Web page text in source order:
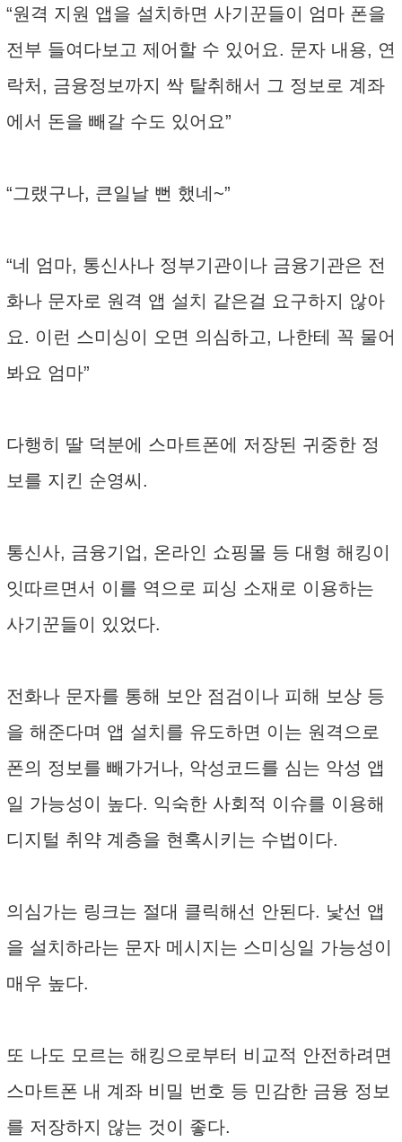
“원격 지원 앱을 설치하면 사기꾼들이 엄마 폰을
전부 들여다보고 제어할 수 있어요. 문자 내용, 연
락처, 금융정보까지 싹 탈취해서 그 정보로 계좌
에서 돈을 빼갈 수도 있어요”
“그랬구나, 큰일날 뻔 했네~”
“네 엄마, 통신사나 정부기관이나 금융기관은 전
화나 문자로 원격 앱 설치 같은걸 요구하지 않아
요. 이런 스미싱이 오면 의심하고, 나한테 꼭 물어
봐요 엄마”
다행히 딸 덕분에 스마트폰에 저장된 귀중한 정
보를 지킨 순영씨.
통신사, 금융기업, 온라인 쇼핑몰 등 대형 해킹이
잇따르면서 이를 역으로 피싱 소재로 이용하는
사기꾼들이 있었다.
전화나 문자를 통해 보안 점검이나 피해 보상 등
을 해준다며 앱 설치를 유도하면 이는 원격으로
폰의 정보를 빼가거나, 악성코드를 심는 악성 앱
일 가능성이 높다. 익숙한 사회적 이슈를 이용해
디지털 취약 계층을 현혹시키는 수법이다.
의심가는 링크는 절대 클릭해선 안된다. 낯선 앱
을 설치하라는 문자 메시지는 스미싱일 가능성이
매우 높다.
또 나도 모르는 해킹으로부터 비교적 안전하려면
스마트폰 내 계좌 비밀 번호 등 민감한 금융 정보
를 저장하지 않는 것이 좋다.